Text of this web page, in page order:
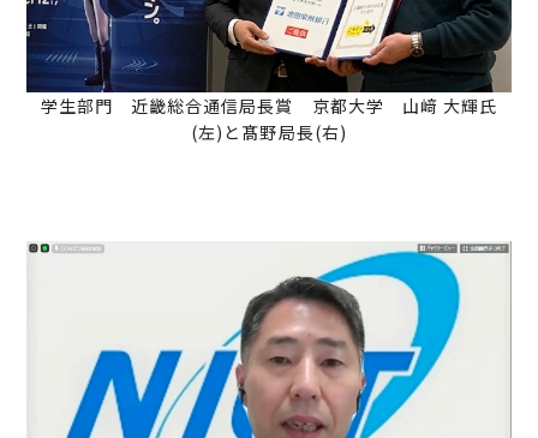
学生部門 近畿総合通信局長賞 京都大学 山﨑 大輝氏
(左)と髙野局長(右)